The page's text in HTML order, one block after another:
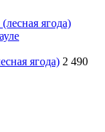
ягода) 2 490